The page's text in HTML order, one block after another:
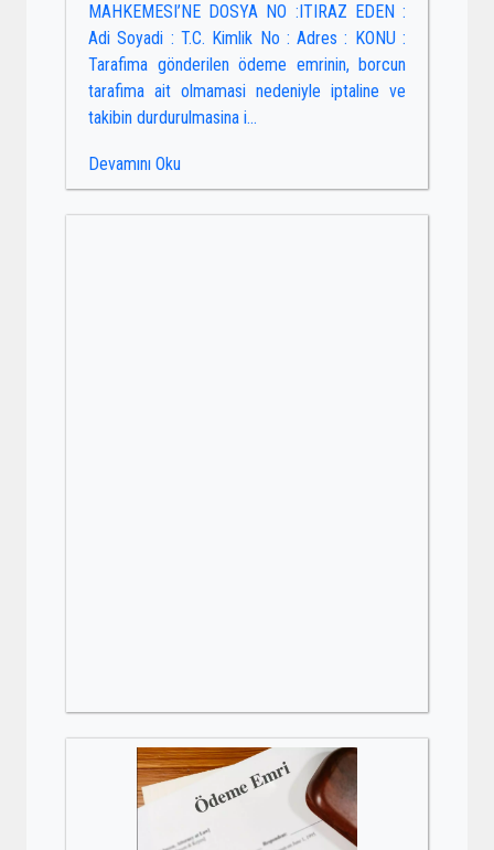
MAHKEMESI’NE DOSYA NO :ITIRAZ EDEN :
Adi Soyadi : T.C. Kimlik No : Adres : KONU :
Tarafima gönderilen ödeme emrinin, borcun
tarafima ait olmamasi nedeniyle iptaline ve
takibin durdurulmasina i...
Devamını Oku